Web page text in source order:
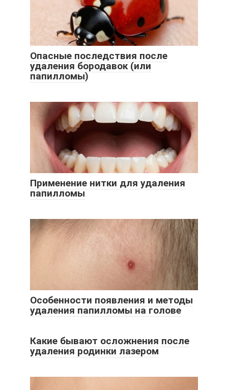
Опасные последствия после
удаления бородавок (или
папилломы)
Применение нитки для удаления
папилломы
Особенности появления и методы
удаления папилломы на голове
Какие бывают осложнения после
удаления родинки лазером